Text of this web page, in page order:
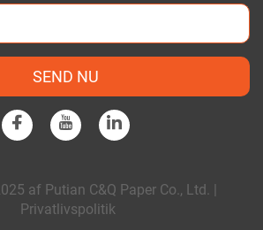
SEND NU
af Putian C&Q Paper Co., Ltd. |
Privatlivspolitik